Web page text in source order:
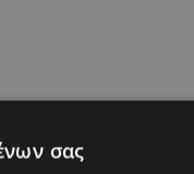
σας